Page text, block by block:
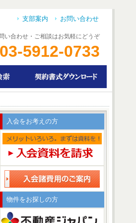
支部案内 お問い合わせ
い合わせ・ご相談はお気軽にどうぞ
03-5912-0733
入会をお考えの方
物件をお探しの方